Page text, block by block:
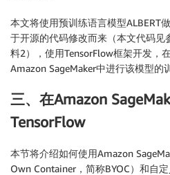
本文将使用预训练语言模型ALBERT
于开源的代码修改而来（本文代码见
料2），使用TensorFlow框架开发，
Amazon SageMaker中进行该模型的
三、在Amazon
TensorFlow
本节将介绍如何使用Amazon
Own Container，简称BYOC）和自